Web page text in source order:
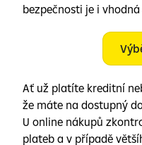
bezpečnosti je i
Ať už platíte kreditní
že máte na dostupný
U online nákupů
plateb a v případě